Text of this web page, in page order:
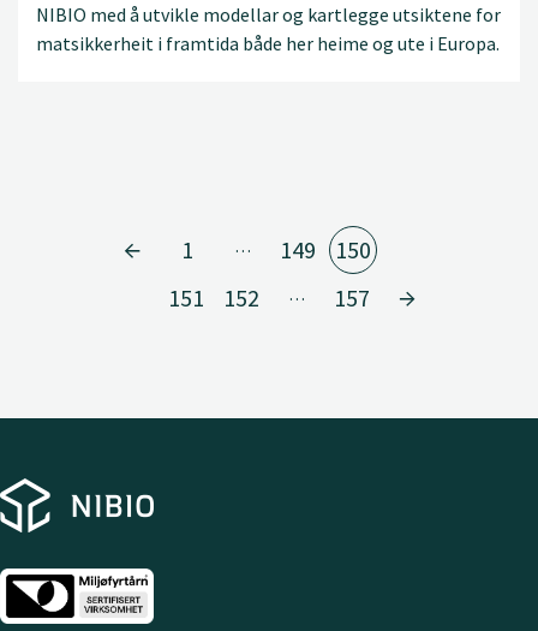
NIBIO med å utvikle modellar og kartlegge utsiktene for
matsikkerheit i framtida både her heime og ute i Europa.
1 … 149
150
151
152 … 157